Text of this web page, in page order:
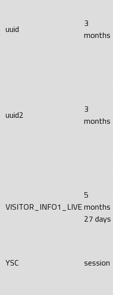
uuid
3
months
uuid2
3
months
VISITOR_INFO1_LIVE
5
months
27 days
YSC session